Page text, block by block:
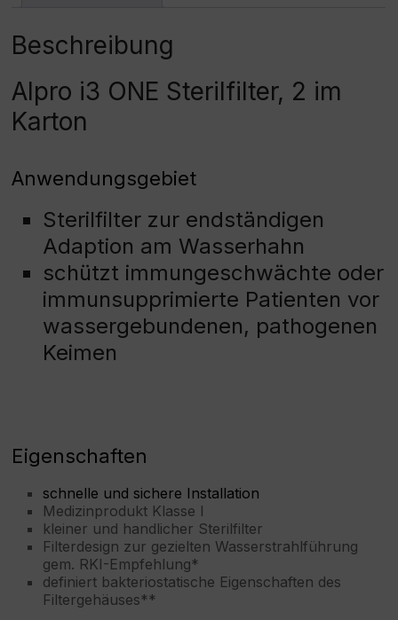
Beschreibung
Alpro i3 ONE Sterilfilter, 2 im
Karton
Anwendungsgebiet
Sterilfilter zur endständigen
Adaption am Wasserhahn
schützt immungeschwächte oder
immunsupprimierte Patienten vor
wassergebundenen, pathogenen
Keimen
Eigenschaften
schnelle und sichere Installation
Medizinprodukt Klasse I
kleiner und handlicher Sterilfilter
Filterdesign zur gezielten Wasserstrahlführung
gem. RKI-Empfehlung*
definiert bakteriostatische Eigenschaften des
Filtergehäuses**